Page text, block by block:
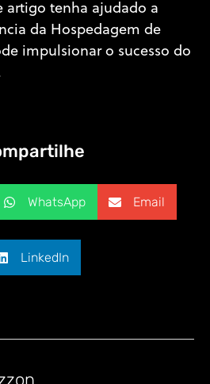
artigo tenha ajudado a
da Hospedagem de
impulsionar o sucesso do
WhatsApp Email
LinkedIn